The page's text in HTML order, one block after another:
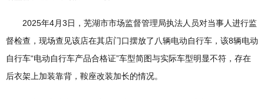
2025年4月3日，芜湖市市场监督管理局执法人员对当事人进行监
督检查，现场查见该店在其店门口摆放了八辆电动自行车，该8辆电动
自行车“电动自行车产品合格证”车型简图与实际车型明显不符，存在
后衣架上加装靠背，鞍座改装加长的情况。